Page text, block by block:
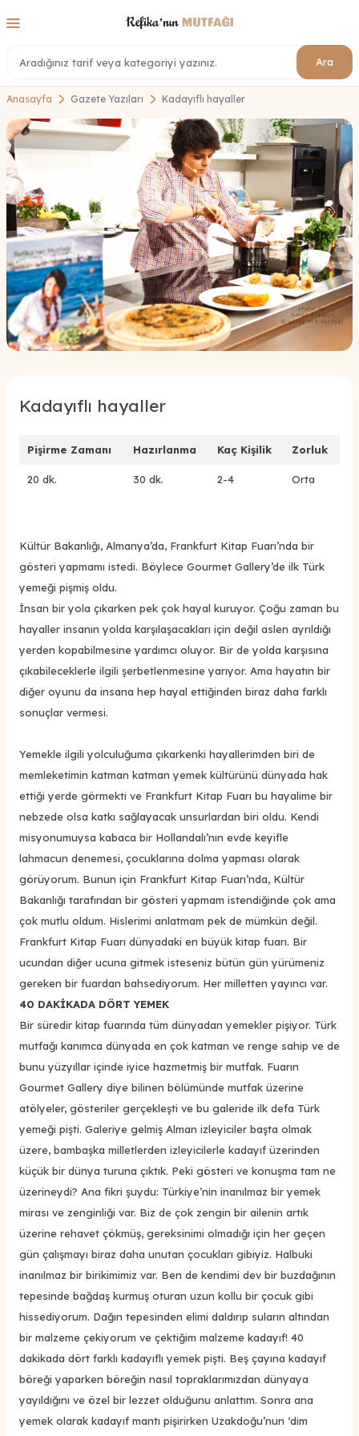
Ara
Anasayfa Gazete Yazıları Kadayıflı hayaller
Kadayıflı hayaller
Pişirme Zamanı Hazırlanma Kaç Kişilik Zorluk
20 dk. 30 dk. 2-4 Orta
Kültür Bakanlığı, Almanya’da, Frankfurt Kitap Fuarı’nda bir
gösteri yapmamı istedi. Böylece Gourmet Gallery’de ilk Türk
yemeği pişmiş oldu.
İnsan bir yola çıkarken pek çok hayal kuruyor. Çoğu zaman bu
hayaller insanın yolda karşılaşacakları için değil aslen ayrıldığı
yerden kopabilmesine yardımcı oluyor. Bir de yolda karşısına
çıkabileceklerle ilgili şerbetlenmesine yarıyor. Ama hayatın bir
diğer oyunu da insana hep hayal ettiğinden biraz daha farklı
sonuçlar vermesi.
Yemekle ilgili yolculuğuma çıkarkenki hayallerimden biri de
memleketimin katman katman yemek kültürünü dünyada hak
ettiği yerde görmekti ve Frankfurt Kitap Fuarı bu hayalime bir
nebzede olsa katkı sağlayacak unsurlardan biri oldu. Kendi
misyonumuysa kabaca bir Hollandalı’nın evde keyifle
lahmacun denemesi, çocuklarına dolma yapması olarak
görüyorum. Bunun için Frankfurt Kitap Fuarı’nda, Kültür
Bakanlığı tarafından bir gösteri yapmam istendiğinde çok ama
çok mutlu oldum. Hislerimi anlatmam pek de mümkün değil.
Frankfurt Kitap Fuarı dünyadaki en büyük kitap fuarı. Bir
ucundan diğer ucuna gitmek isteseniz bütün gün yürümeniz
gereken bir fuardan bahsediyorum. Her milletten yayıncı var.
40 DAKİKADA DÖRT YEMEK
Bir süredir kitap fuarında tüm dünyadan yemekler pişiyor. Türk
mutfağı kanımca dünyada en çok katman ve renge sahip ve de
bunu yüzyıllar içinde iyice hazmetmiş bir mutfak. Fuarın
Gourmet Gallery diye bilinen bölümünde mutfak üzerine
atölyeler, gösteriler gerçekleşti ve bu galeride ilk defa Türk
yemeği pişti. Galeriye gelmiş Alman izleyiciler başta olmak
üzere, bambaşka milletlerden izleyicilerle kadayıf üzerinden
küçük bir dünya turuna çıktık. Peki gösteri ve konuşma tam ne
üzerineydi? Ana fikri şuydu: Türkiye’nin inanılmaz bir yemek
mirası ve zenginliği var. Biz de çok zengin bir ailenin artık
üzerine rehavet çökmüş, gereksinimi olmadığı için her geçen
gün çalışmayı biraz daha unutan çocukları gibiyiz. Halbuki
inanılmaz bir birikimimiz var. Ben de kendimi dev bir buzdağının
tepesinde bağdaş kurmuş oturan uzun kollu bir çocuk gibi
hissediyorum. Dağın tepesinden elimi daldırıp suların altından
bir malzeme çekiyorum ve çektiğim malzeme kadayıf! 40
dakikada dört farklı kadayıflı yemek pişti. Beş çayına kadayıf
böreği yaparken böreğin nasıl topraklarımızdan dünyaya
yayıldığını ve özel bir lezzet olduğunu anlattım. Sonra ana
yemek olarak kadayıf mantı pişirirken Uzakdoğu’nun ‘dim